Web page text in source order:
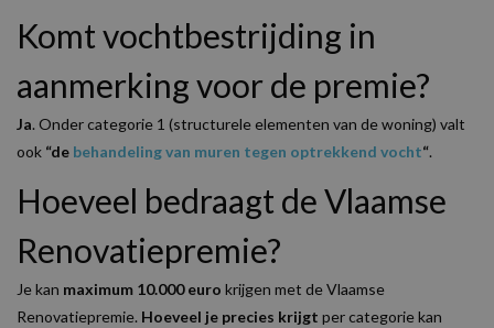
Komt vochtbestrijding in
aanmerking voor de premie?
Ja. Onder categorie 1 (structurele elementen van de woning) valt
ook “de behandeling van muren tegen optrekkend vocht“.
Hoeveel bedraagt de Vlaamse
Renovatiepremie?
Je kan maximum 10.000 euro krijgen met de Vlaamse
Renovatiepremie. Hoeveel je precies krijgt per categorie kan